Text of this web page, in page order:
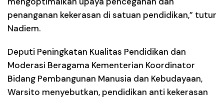
penanganan kekerasan di satuan pendidikan,” tutur
Nadiem.
Deputi Peningkatan Kualitas Pendidikan dan
Moderasi Beragama Kementerian Koordinator
Bidang Pembangunan Manusia dan Kebudayaan,
Warsito menyebutkan, pendidikan anti kekerasan